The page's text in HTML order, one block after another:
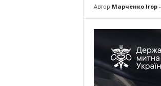
Автор Марченко Ігор-